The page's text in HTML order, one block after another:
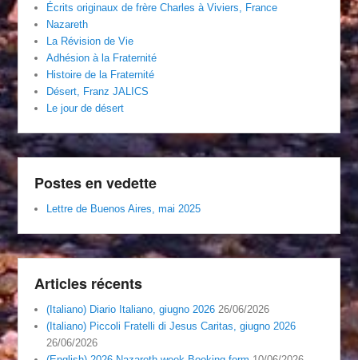
Écrits originaux de frère Charles à Viviers, France
Nazareth
La Révision de Vie
Adhésion à la Fraternité
Histoire de la Fraternité
Désert, Franz JALICS
Le jour de désert
Postes en vedette
Lettre de Buenos Aires, mai 2025
Articles récents
(Italiano) Diario Italiano, giugno 2026 26/06/2026
(Italiano) Piccoli Fratelli di Jesus Caritas, giugno 2026
26/06/2026